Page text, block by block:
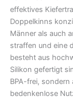
effektives
Doppelkinns
Männer als auch
straffen und eine
besteht aus
Silikon gefertigt
BPA-frei,
bedenkenlose